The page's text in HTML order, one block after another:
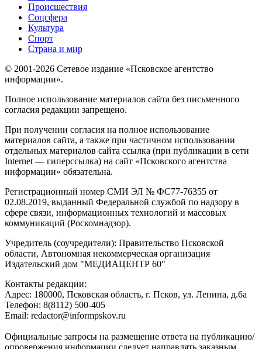
Происшествия
Соцсфера
Культура
Спорт
Страна и мир
© 2001-2026 Сетевое издание «Псковское агентство
информации».
Полное использование материалов сайта без письменного
согласия редакции запрещено.
При получении согласия на полное использование
материалов сайта, а также при частичном использовании
отдельных материалов сайта ссылка (при публикации в сети
Internet — гиперссылка) на сайт «Псковского агентства
информации» обязательна.
Регистрационный номер СМИ ЭЛ № ФС77-76355 от
02.08.2019, выданный Федеральной службой по надзору в
сфере связи, информационных технологий и массовых
коммуникаций (Роскомнадзор).
Учредитель (соучредители): Правительство Псковской
области, Автономная некоммерческая организация
Издательский дом "МЕДИАЦЕНТР 60"
Контакты редакции:
Адреc: 180000, Псковская область, г. Псков, ул. Ленина, д.6а
Телефон: 8(8112) 500-405
Email: redactor@informpskov.ru
Официальные запросы на размещение ответа на публикацию/